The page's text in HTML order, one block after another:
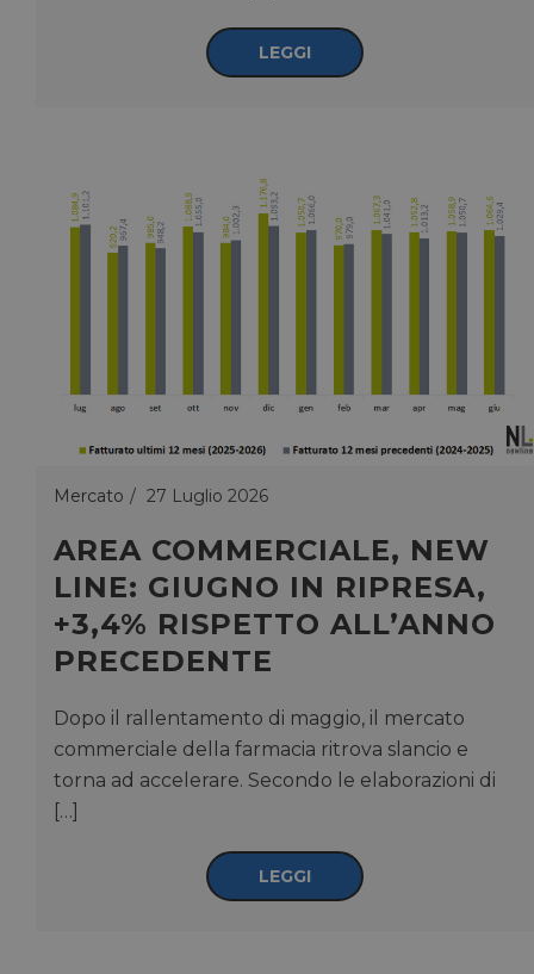
LEGGI
Mercato 27 Luglio 2026
AREA COMMERCIALE, NEW
LINE: GIUGNO IN RIPRESA,
+3,4% RISPETTO ALL’ANNO
PRECEDENTE
Dopo il rallentamento di maggio, il mercato
commerciale della farmacia ritrova slancio e
torna ad accelerare. Secondo le elaborazioni di
[…]
LEGGI